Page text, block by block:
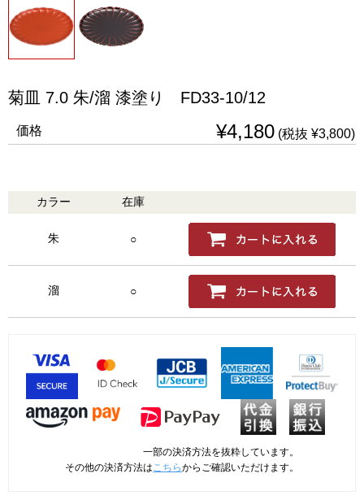
菊皿 7.0 朱/溜 漆塗り FD33-10/12
価格 ¥4,180 (税抜 ¥3,800)
カラー 在庫
朱 ○
溜 ○
一部の決済方法を抜粋しています。
その他の決済方法はこちらからご確認いただけます。